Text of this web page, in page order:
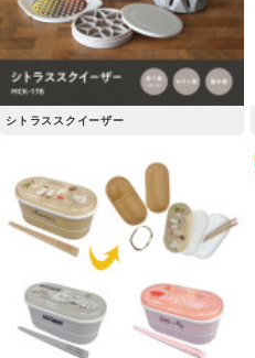
シトラススクイーザー